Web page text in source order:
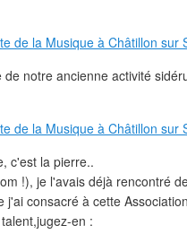
notre ancienne activité
c'est la pierre..
!), je l'avais déjà rencontré
j'ai consacré à cette
en :